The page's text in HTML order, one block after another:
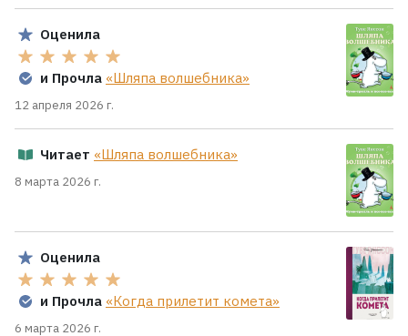
Оценила
и Прочла «Шляпа волшебника»
12 апреля 2026 г.
Читает «Шляпа волшебника»
8 марта 2026 г.
Оценила
и Прочла «Когда прилетит комета»
6 марта 2026 г.